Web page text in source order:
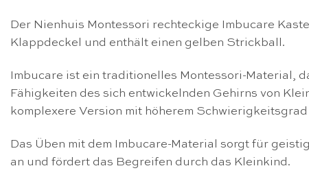
Der Nienhuis Montessori rechteckige Imbucare
Klappdeckel und enthält einen gelben Strickball.
Imbucare ist ein traditionelles Montessori-Material,
Fähigkeiten des sich entwickelnden Gehirns von
komplexere Version mit höherem Schwierigkeitsgrad
Das Üben mit dem Imbucare-Material sorgt für
an und fördert das Begreifen durch das Kleinkind.